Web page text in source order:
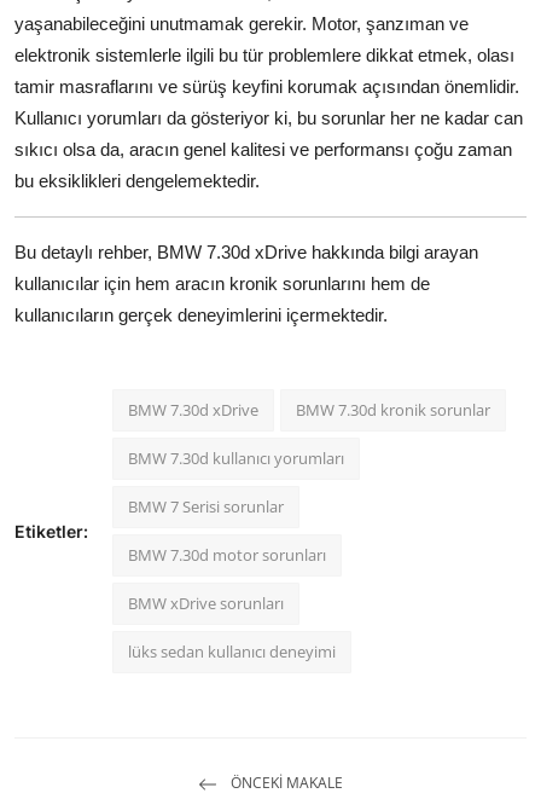
yaşanabileceğini unutmamak gerekir. Motor, şanzıman ve
elektronik sistemlerle ilgili bu tür problemlere dikkat etmek, olası
tamir masraflarını ve sürüş keyfini korumak açısından önemlidir.
Kullanıcı yorumları da gösteriyor ki, bu sorunlar her ne kadar can
sıkıcı olsa da, aracın genel kalitesi ve performansı çoğu zaman
bu eksiklikleri dengelemektedir.
Bu detaylı rehber, BMW 7.30d xDrive hakkında bilgi arayan
kullanıcılar için hem aracın kronik sorunlarını hem de
kullanıcıların gerçek deneyimlerini içermektedir.
Etiketler:
BMW 7.30d xDrive BMW 7.30d kronik sorunlar
BMW 7.30d kullanıcı yorumları
BMW 7 Serisi sorunlar
BMW 7.30d motor sorunları
BMW xDrive sorunları
lüks sedan kullanıcı deneyimi
ÖNCEKI MAKALE